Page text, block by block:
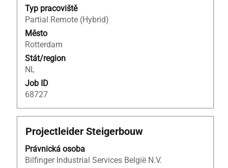
Typ pracoviště
Partial Remote (Hybrid)
Město
Rotterdam
Stát/region
NL
Job ID
68727
Titul
Projectleider Steigerbouw
Právnická osoba
Bilfinger Industrial Services België N.V.
Vyberte
mezerníkem
zobrazení
veškerých